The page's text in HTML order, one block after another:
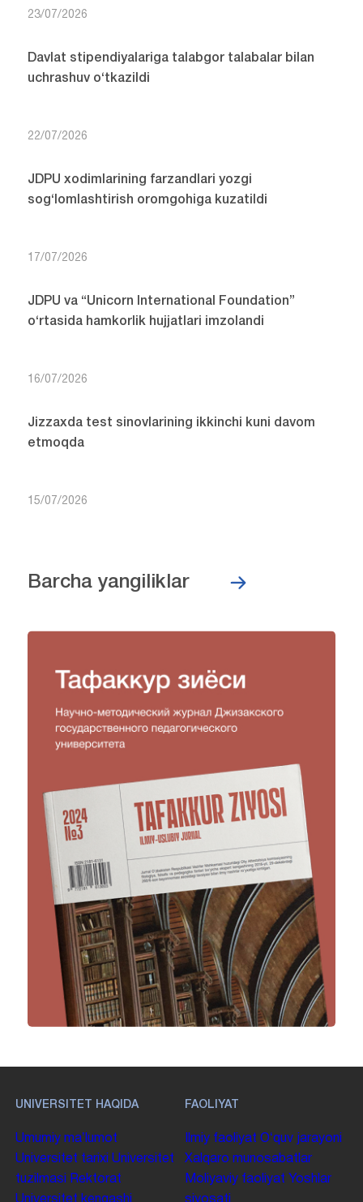
23/07/2026
Davlat stipendiyalariga talabgor talabalar bilan
uchrashuv o‘tkazildi
22/07/2026
JDPU xodimlarining farzandlari yozgi
sog‘lomlashtirish oromgohiga kuzatildi
17/07/2026
JDPU va “Unicorn International Foundation”
o‘rtasida hamkorlik hujjatlari imzolandi
16/07/2026
Jizzaxda test sinovlarining ikkinchi kuni davom
etmoqda
15/07/2026
Barcha yangiliklar
UNIVERSITET HAQIDA
Umumiy maʼlumot
Universitet tarixi Universitet
tuzilmasi
Rektorat
Universitet kengashi
FAOLIYAT
Ilmiy faoliyat Oʻquv jarayoni
Xalqaro munosabatlar
Moliyaviy faoliyat Yoshlar
siyosati